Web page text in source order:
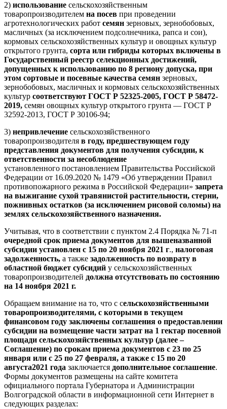
2) использование сельскохозяйственным
товаропроизводителем на посев при проведении
агротехнологических работ семян зерновых, зернобобовых,
масличных (за исключением подсолнечника, рапса и сои),
кормовых сельскохозяйственных культур и овощных культур
открытого грунта, сорта или гибриды которых включены в
Государственный реестр селекционных достижений,
допущенных к использованию по 8 региону допуска, при
этом сортовые и посевные качества семян зерновых,
зернобобовых, масличных и кормовых сельскохозяйственных
культур соответствуют ГОСТ Р 52325-2005, ГОСТ Р 58472-
2019, семян овощных культур открытого грунта — ГОСТ Р
32592-2013, ГОСТ Р 30106-94;
3) непривлечение сельскохозяйственного
товаропроизводителя в году, предшествующем году
представления документов для получения субсидии, к
ответственности за несоблюдение
установленного постановлением Правительства Российской
Федерации от 16.09.2020 № 1479 «Об утверждении Правил
противопожарного режима в Российской Федерации» запрета
на выжигание сухой травянистой растительности, стерни,
пожнивных остатков (за исключением рисовой соломы) на
землях сельскохозяйственного назначения.
Учитывая, что в соответствии с пунктом 2.4 Порядка № 71-п
очередной срок приема документов для вышеназванной
субсидии установлен с 15 по 20 ноября 2021 г., налоговая
задолженность, а также задолженность по возврату в
областной бюджет субсидий у сельскохозяйственных
товаропроизводителей должна отсутствовать по состоянию
на 14 ноября 2021 г.
Обращаем внимание на то, что с сельскохозяйственными
товаропроизводителями, с которыми в текущем
финансовом году заключены соглашения о предоставлении
субсидии на возмещение части затрат на 1 гектар посевной
площади сельскохозяйственных культур (далее –
Соглашение) по срокам приема документов с 23 по 25
января или с 25 по 27 февраля, а также с 15 по 20
августа2021 года заключается дополнительное соглашение.
Формы документов размещены на сайте комитета
официального портала Губернатора и Администрации
Волгоградской области в информационной сети Интернет в
следующих разделах: